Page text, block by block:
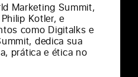
Marketing Summit,
Kotler, e
como Digitalks e
dedica sua
prática e ética no